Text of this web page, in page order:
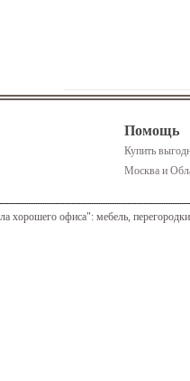
Помощь
Купить
Москва и
офиса": мебель,